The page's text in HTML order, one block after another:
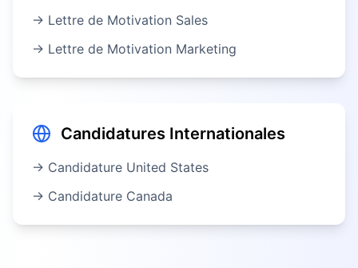
→ Lettre de Motivation Sales
→ Lettre de Motivation Marketing
Candidatures Internationales
→ Candidature United States
→ Candidature Canada